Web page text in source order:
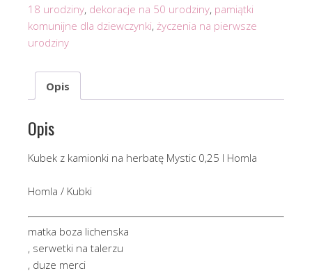
18 urodziny, dekoracje na 50 urodziny, pamiątki
komunijne dla dziewczynki, życzenia na pierwsze
urodziny
Opis
Opis
Kubek z kamionki na herbatę Mystic 0,25 l Homla
Homla / Kubki
matka boza lichenska
, serwetki na talerzu
, duze merci